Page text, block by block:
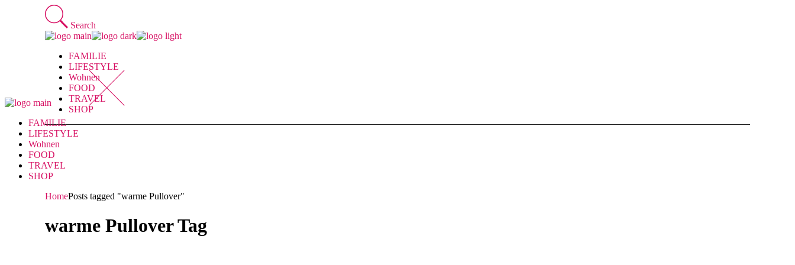
Search
FAMILIE
LIFESTYLE
Wohnen
FOOD
TRAVEL
SHOP
FAMILIE
LIFESTYLE
Wohnen
FOOD
TRAVEL
SHOP
HomePosts tagged "warme Pullover"
warme Pullover Tag